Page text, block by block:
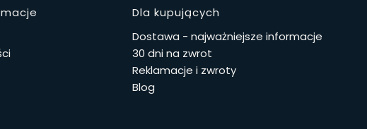
stopceDla kupujących
Dostawa - najważniejsze informacje
30 dni na zwrot
Reklamacje i zwroty
Blog